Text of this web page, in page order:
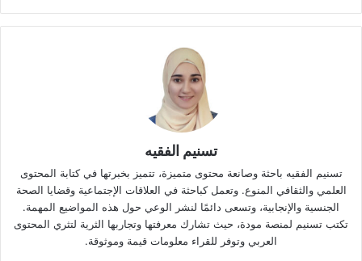
القلبيَّة ولكن بعد فترة معيَّنة عند الوصول إلى مرحلة التعافي التي
بما أنَّ التعافي قد يستغرق وقتًا مختلفًا تبعًا للحالة المرضيَّة
والظروف الصحيَّة للمريض، فلا بدّ من استشارة طبيب مختصّ قبل
الطبيعيَّة، وذلك لضمان البقاء ضمن دائرة
هل يمكن التعرُّض للنوبة القلبيَّة أثناء
ممارسة الجنس والجماع؟
يعدّ هذا أمرًا نادر الحدوث، لذا لا داعي للقلق، فتأثير النشاط الجنسي
تسنيم الفقيه
تسنيم الفقيه باحثة وصانعة محتوى متميزة، تتميز بخبرتها في كتابة المحتوى
العلمي والثقافي المنوع. وتعمل كباحثة في العلاقات الإجتماعية وقضايا الصحة
الجنسية والإنجابية، وتسعى دائمًا لنشر الوعي حول هذه المواضيع المهمة.
تكتب تسنيم لمنصة مودة، حيث تشارك معرفتها وتجاربها الثرية لتثري المحتوى
العربي وتوفر للقراء معلومات قيمة وموثوقة.